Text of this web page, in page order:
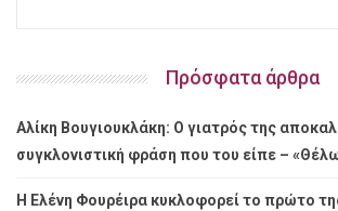
Πρόσφατα άρθρα
Αλίκη Βουγιουκλάκη: Ο γιατρός της
συγκλονιστική φράση που του είπε –
Η Ελένη Φουρέιρα κυκλοφορεί το πρώτο